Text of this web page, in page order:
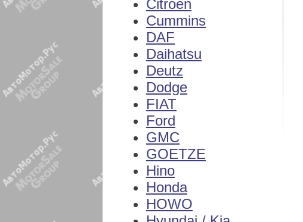
Citroen
Cummins
DAF
Daihatsu
Deutz
Dodge
FIAT
Ford
GMC
GOETZE
Hino
Honda
HOWO